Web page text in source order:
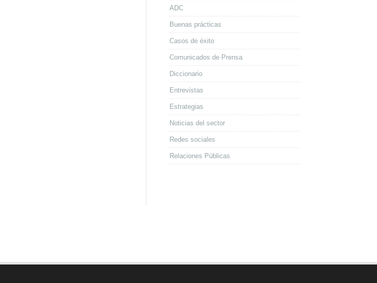
ADC
Buenas prácticas
Casos de éxito
Comunicados de Prensa
Diccionario
Entrevistas
Estrategias
Noticias del sector
Redes sociales
Relaciones Públicas